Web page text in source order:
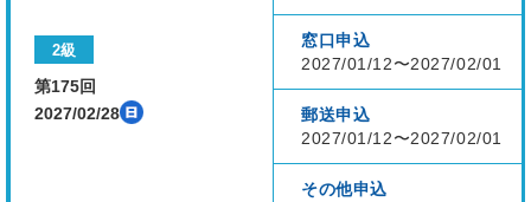
2級
第175回
2027/02/28
窓口申込
2027/01/12〜2027/02/01
郵送申込
2027/01/12〜2027/02/01
その他申込